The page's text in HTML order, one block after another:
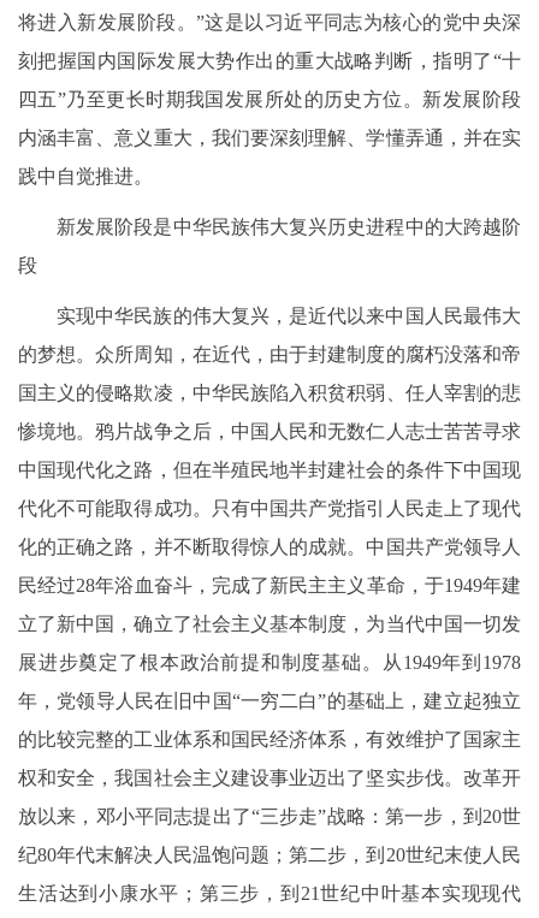
将进入新发展阶段。”这是以习近平同志为核心的党中央深
刻把握国内国际发展大势作出的重大战略判断，指明了“十
四五”乃至更长时期我国发展所处的历史方位。新发展阶段
内涵丰富、意义重大，我们要深刻理解、学懂弄通，并在实
践中自觉推进。
新发展阶段是中华民族伟大复兴历史进程中的大跨越阶
段
实现中华民族的伟大复兴，是近代以来中国人民最伟大
的梦想。众所周知，在近代，由于封建制度的腐朽没落和帝
国主义的侵略欺凌，中华民族陷入积贫积弱、任人宰割的悲
惨境地。鸦片战争之后，中国人民和无数仁人志士苦苦寻求
中国现代化之路，但在半殖民地半封建社会的条件下中国现
代化不可能取得成功。只有中国共产党指引人民走上了现代
化的正确之路，并不断取得惊人的成就。中国共产党领导人
民经过28年浴血奋斗，完成了新民主主义革命，于1949年建
立了新中国，确立了社会主义基本制度，为当代中国一切发
展进步奠定了根本政治前提和制度基础。从1949年到1978
年，党领导人民在旧中国“一穷二白”的基础上，建立起独立
的比较完整的工业体系和国民经济体系，有效维护了国家主
权和安全，我国社会主义建设事业迈出了坚实步伐。改革开
放以来，邓小平同志提出了“三步走”战略：第一步，到20世
纪80年代末解决人民温饱问题；第二步，到20世纪末使人民
生活达到小康水平；第三步，到21世纪中叶基本实现现代